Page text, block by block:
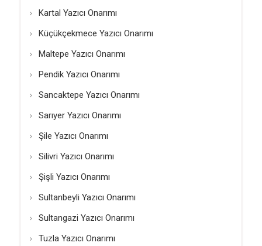
Kartal Yazıcı Onarımı
Küçükçekmece Yazıcı Onarımı
Maltepe Yazıcı Onarımı
Pendik Yazıcı Onarımı
Sancaktepe Yazıcı Onarımı
Sarıyer Yazıcı Onarımı
Şile Yazıcı Onarımı
Silivri Yazıcı Onarımı
Şişli Yazıcı Onarımı
Sultanbeyli Yazıcı Onarımı
Sultangazi Yazıcı Onarımı
Tuzla Yazıcı Onarımı